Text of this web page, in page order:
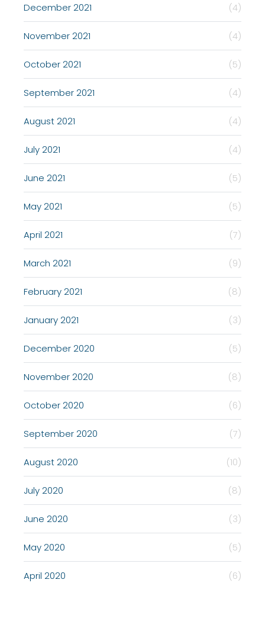
December 2021 (4)
November 2021 (4)
October 2021 (5)
September 2021 (4)
August 2021 (4)
July 2021 (4)
June 2021 (5)
May 2021 (5)
April 2021 (7)
March 2021 (9)
February 2021 (8)
January 2021 (3)
December 2020 (5)
November 2020 (8)
October 2020 (6)
September 2020 (7)
August 2020 (10)
July 2020 (8)
June 2020 (3)
May 2020 (5)
April 2020 (6)